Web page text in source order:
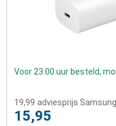
Voor 23:00 uur besteld,
19,99 adviesprijs Samsung
15,95